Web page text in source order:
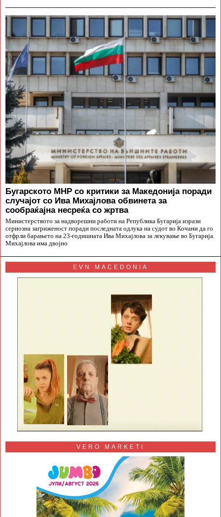
Бугарското МНР со критики за Македонија поради
случајот со Ива Михајлова обвинета за
сообраќајна несреќа со жртва
Министерството за надворешни работи на Република Бугарија изрази
сериозна загриженост поради последната одлука на судот во Кочани да го
отфрли барањето на 23-годишната Ива Михајлова за лекување во Бугарија.
Михајлова има двојно
EVN MACEDONIA
VERO MARKETI